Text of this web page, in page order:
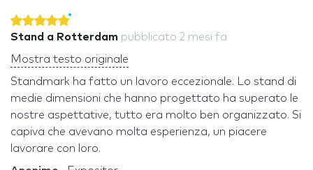
Stand a Rotterdam pubblicato 2 mesi fa
Mostra testo originale
Standmark ha fatto un lavoro eccezionale. Lo stand di
medie dimensioni che hanno progettato ha superato le
nostre aspettative, tutto era molto ben organizzato. Si
capiva che avevano molta esperienza, un piacere
lavorare con loro.